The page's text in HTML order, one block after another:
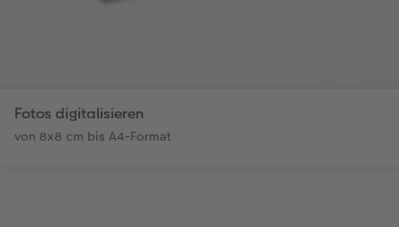
Fotos digitalisieren
von 8x8 cm bis A4-Format